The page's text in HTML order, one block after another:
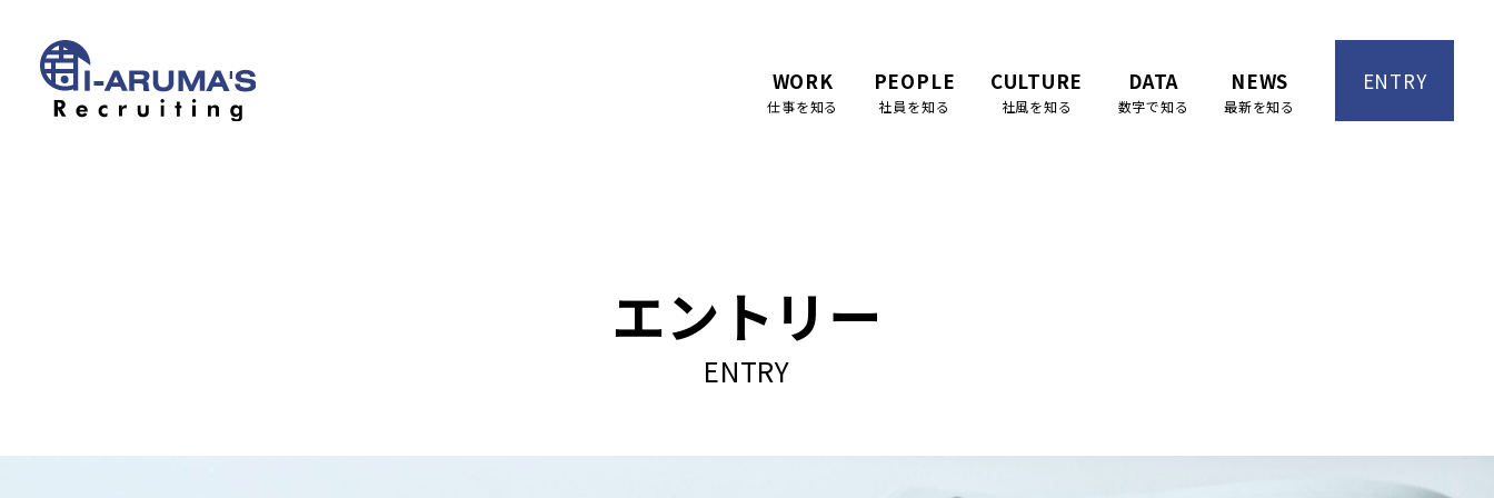
WORK
仕事を知る
PEOPLE
社員を知る
CULTURE
社風を知る
DATA
数字で知る
NEWS
最新を知る
ENTRY
エントリー
ENTRY